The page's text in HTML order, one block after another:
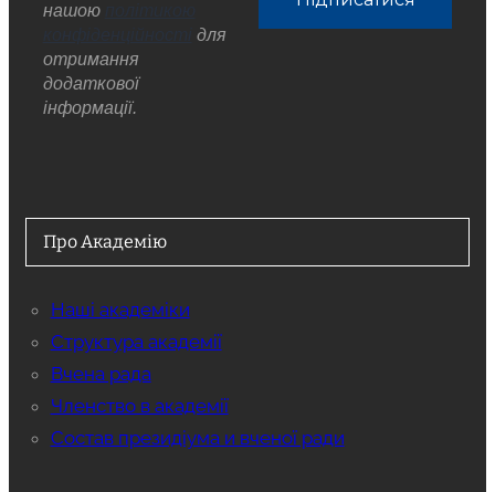
нашою
для
отримання
додаткової
інформації.
Про Академію
Наші академіки
Структура академії
Вчена рада
Членство в академії
Состав президіума и вченої ради